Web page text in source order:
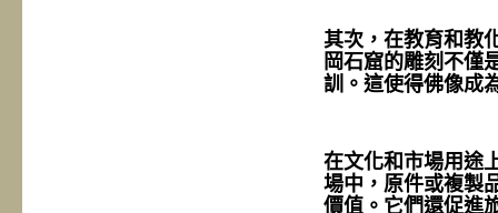
其次，在教育和教
岡石窟的雕刻不僅
訓。這使得佛像成
在文化和市場用途
場中，原件或複製
價值。它們還促進